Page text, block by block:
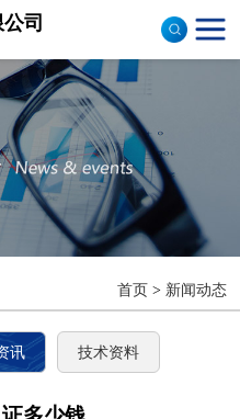
司
首页 > 新闻动态
讯 技术资料